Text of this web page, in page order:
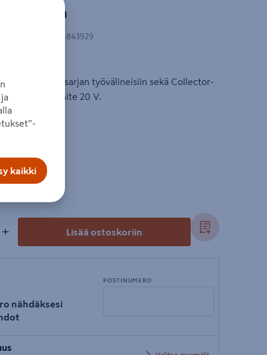
4,0Ah
8008984843929
Stigan 1-sarjan työvälineisiin sekä Collector-
4 Ah, jännite 20 V.
+ Lisää ostoskoriin
nähdäksesi
POSTINUMERO
postinumero
kaikki